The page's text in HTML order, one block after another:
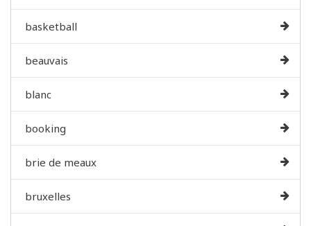
basketball
beauvais
blanc
booking
brie de meaux
bruxelles